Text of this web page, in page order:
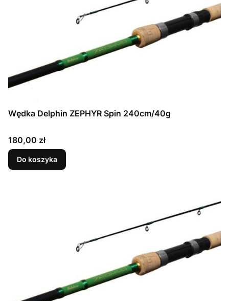
Wędka Delphin ZEPHYR Spin 240cm/40g
Cena
180,00 zł
Do koszyka